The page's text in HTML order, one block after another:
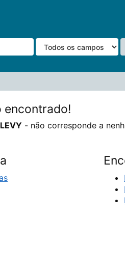
encontrado!
- não corresponde a